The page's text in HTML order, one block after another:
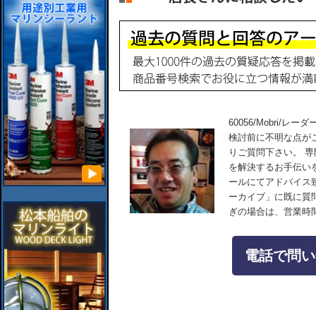
60056/Mobri/レーダ
検討前に不明な点が
りご質問下さい。
を解決するお手伝い
ールにてアドバイス
ーカイブ」に既に質
ぎの場合は、営業時
電話で問